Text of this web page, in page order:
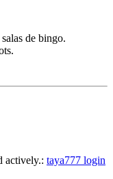
de bingo.
actively.: taya777 login